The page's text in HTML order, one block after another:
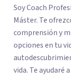
Soy Coach
Máster. Te
comprensión y
opciones en tu vida. Te acompañaré
vida. Te ayudaré a identificar tus fortalezas y a encontrar